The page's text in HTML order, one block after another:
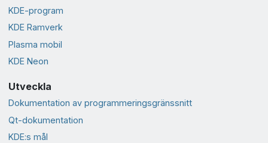
KDE-program
KDE Ramverk
Plasma mobil
KDE Neon
Utveckla
Dokumentation av programmeringsgränssnitt
Qt-dokumentation
KDE:s mål